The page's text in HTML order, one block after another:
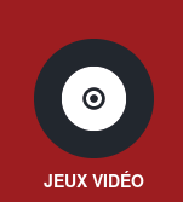
JEUX VIDÉO